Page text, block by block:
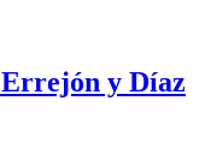
y Díaz